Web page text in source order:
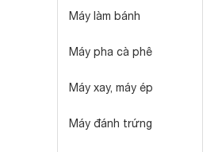
Máy làm bánh
Máy pha cà phê
Máy xay, máy ép
Máy đánh trứng